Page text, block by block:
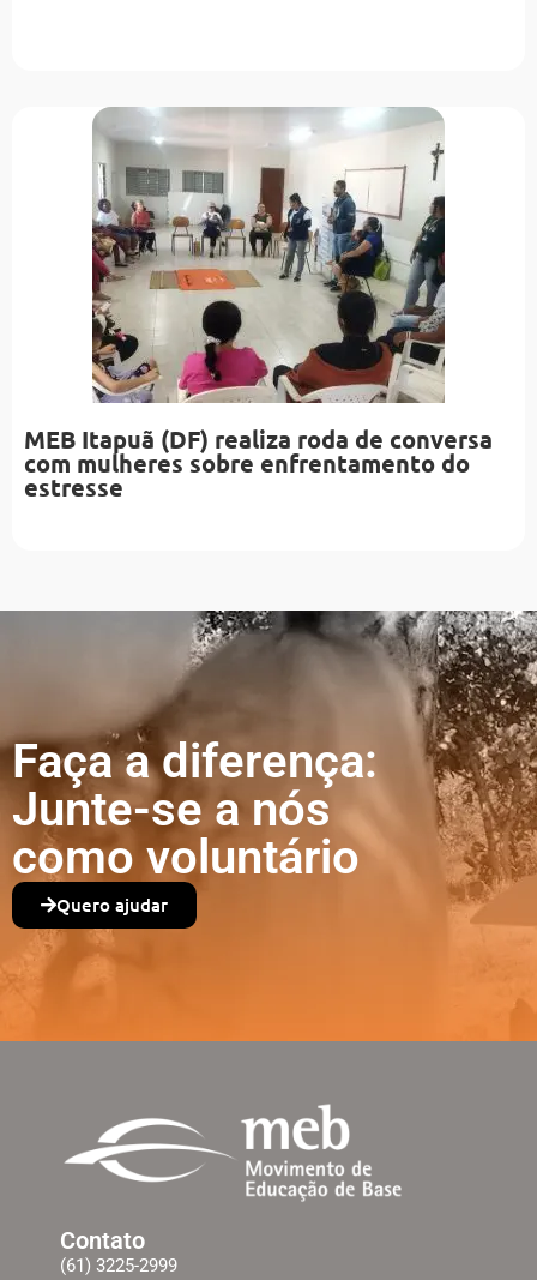
MEB Itapuã (DF) realiza roda de conversa
com mulheres sobre enfrentamento do
estresse
Faça a diferença:
Junte-se a nós
como voluntário
Quero ajudar
Contato
(61) 3225-2999